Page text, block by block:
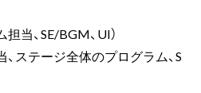
当、SE/BGM、UI）
ステージ全体のプログラム、S